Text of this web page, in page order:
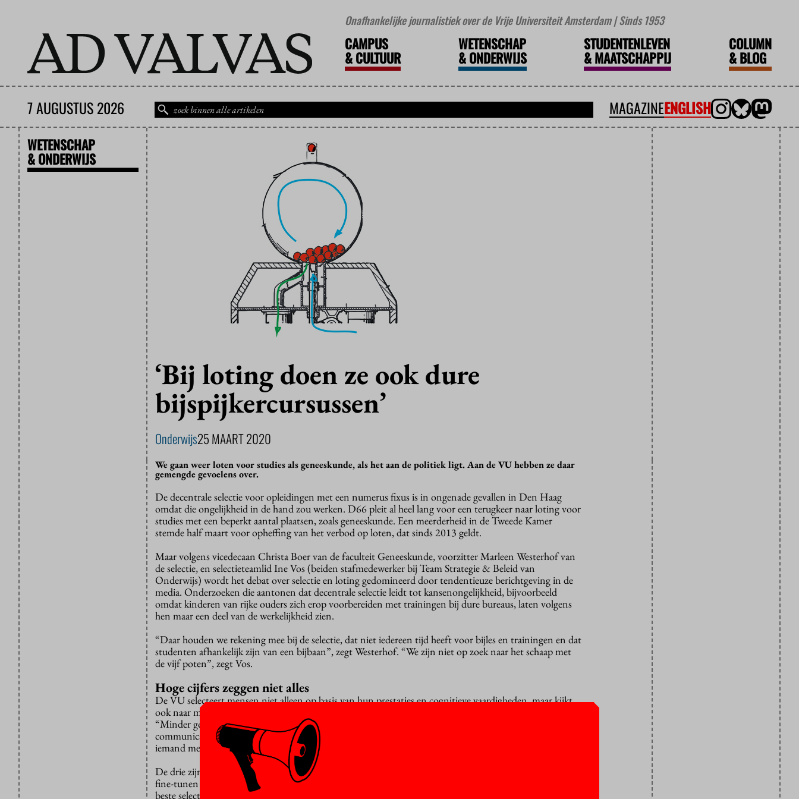
Onafhankelijke journalistiek over de Vrije Universiteit Amsterdam | Sinds 1953
CAMPUS
&CULTUUR
WETENSCHAP
&ONDERWIJS
STUDENTENLEVEN
&MAATSCHAPPIJ
COLUMN
&BLOG
7 AUGUSTUS 2026 MAGAZINEENGLISH
WETENSCHAP
& ONDERWIJS
‘Bij loting doen ze ook dure
bijspijkercursussen’
Onderwijs25 MAART 2020
We gaan weer loten voor studies als geneeskunde, als het aan de politiek ligt. Aan de VU hebben ze daar
gemengde gevoelens over.
De decentrale selectie voor opleidingen met een numerus fixus is in ongenade gevallen in Den Haag
omdat die ongelijkheid in de hand zou werken. D66 pleit al heel lang voor een terugkeer naar loting voor
studies met een beperkt aantal plaatsen, zoals geneeskunde. Een meerderheid in de Tweede Kamer
stemde half maart voor opheffing van het verbod op loten, dat sinds 2013 geldt.
Maar volgens vicedecaan Christa Boer van de faculteit Geneeskunde, voorzitter Marleen Westerhof van
de selectie, en selectieteamlid Ine Vos (beiden stafmedewerker bij Team Strategie & Beleid van
Onderwijs) wordt het debat over selectie en loting gedomineerd door tendentieuze berichtgeving in de
media. Onderzoeken die aantonen dat decentrale selectie leidt tot kansenongelijkheid, bijvoorbeeld
omdat kinderen van rijke ouders zich erop voorbereiden met trainingen bij dure bureaus, laten volgens
hen maar een deel van de werkelijkheid zien.
“Daar houden we rekening mee bij de selectie, dat niet iedereen tijd heeft voor bijles en trainingen en dat
studenten afhankelijk zijn van een bijbaan”, zegt Westerhof. “We zijn niet op zoek naar het schaap met
de vijf poten”, zegt Vos.
Hoge cijfers zeggen niet alles
De VU selecteert mensen niet alleen op basis van hun prestaties en cognitieve vaardigheden, maar kijkt
ook naar maatschappelijk engagement en bijzondere interesses, bijvoorbeeld in onderzoek of techniek.
“Minder goede cijfers kun je aan de VU compenseren met andere kwaliteiten, zoals goede
communicatievaardigheden, want vwo-cijfers zijn een van de beste voorspellers van studiesucces, maar
iemand met hoge cijfers is niet per se ook een goede arts”, aldus Boer.
De drie zijn voorstanders van decentrale selectie en investeerden de afgelopen jaren in het verbeteren en
fine-tunen ervan. In 2019 werd hun methode op basis van een enquête onder geneeskundestudenten als
beste selectie gekozen, die de beste toekomstige artsen oplevert. Zo kijkt de VU naar de prestaties van